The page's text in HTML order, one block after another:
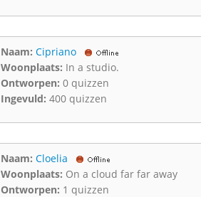
Naam: Cipriano
Woonplaats: In a studio.
Ontworpen: 0 quizzen
Ingevuld: 400 quizzen
Naam: Cloelia
Woonplaats: On a cloud far far away
Ontworpen: 1 quizzen